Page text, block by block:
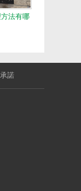
法有哪
諾